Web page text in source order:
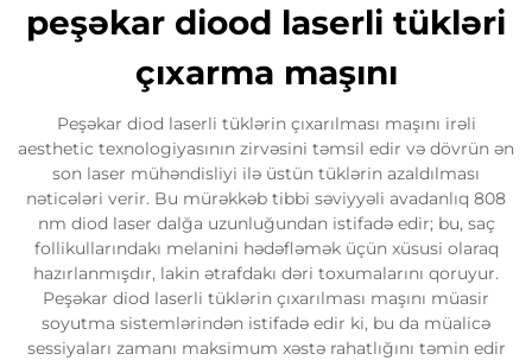
peşəkar diood laserli tükləri
çıxarma maşını
Peşəkar diod laserli tüklərin çıxarılması maşını irəli
aesthetic texnologiyasının zirvəsini təmsil edir və dövrün ən
son laser mühəndisliyi ilə üstün tüklərin azaldılması
nəticələri verir. Bu mürəkkəb tibbi səviyyəli avadanlıq 808
nm diod laser dalğa uzunluğundan istifadə edir; bu, saç
follikullarındakı melanini hədəfləmək üçün xüsusi olaraq
hazırlanmışdır, lakin ətrafdakı dəri toxumalarını qoruyur.
Peşəkar diod laserli tüklərin çıxarılması maşını müasir
soyutma sistemlərindən istifadə edir ki, bu da müalicə
sessiyaları zamanı maksimum xəstə rahatlığını təmin edir